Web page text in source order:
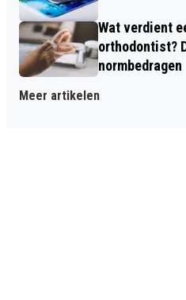
Wat verdient
orthodontist?
normbedragen
Meer artikelen